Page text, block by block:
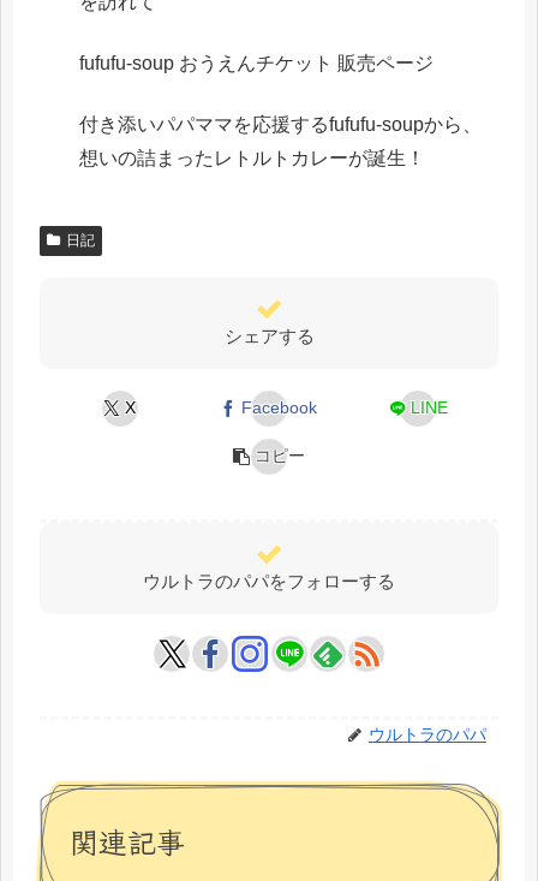
fufufu-soup おうえんチケット 販売ページ
付き添いパパママを応援するfufufu-soupから、
想いの詰まったレトルトカレーが誕生！
日記
シェアする
X Facebook LINE
コピー
ウルトラのパパをフォローする
ウルトラのパパ
関連記事